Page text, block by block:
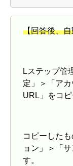
【回答後、
Lステップ管
定」＞「ア
URL」をコピ
コピーした
ョン」＞「
す。